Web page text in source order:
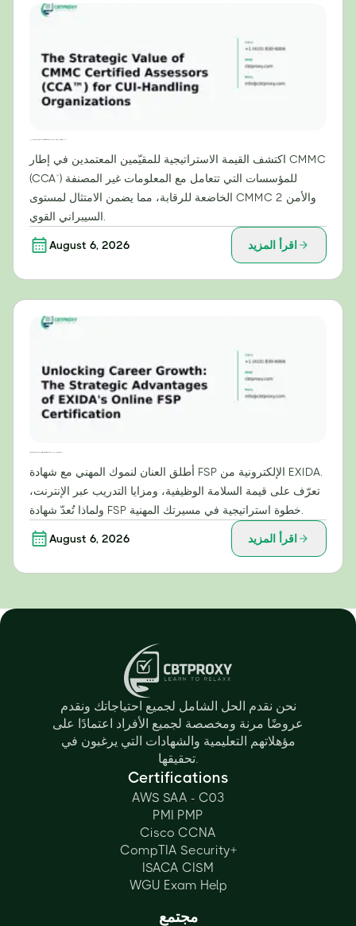
اكتشف القيمة الاستراتيجية للمقيّمين المعتمدين في إطار CMMC
(CCA™) للمؤسسات التي تتعامل مع المعلومات غير المصنفة
الخاضعة للرقابة، مما يضمن الامتثال لمستوى CMMC 2 والأمن
August 6, 2026 اقرأ المزيد
أطلق العنان لنموك المهني مع شهادة FSP الإلكترونية من EXIDA.
تعرّف على قيمة السلامة الوظيفية، ومزايا التدريب عبر الإنترنت،
August 6, 2026 اقرأ المزيد
نحن نقدم الحل الشامل لجميع احتياجاتك ونقدم
عروضًا مرنة ومخصصة لجميع الأفراد اعتمادًا على
مؤهلاتهم التعليمية والشهادات التي يرغبون في
تحقيقها.
Certifications
AWS SAA - C03
PMI PMP
Cisco CCNA
CompTIA Security+
ISACA CISM
WGU Exam Help
مجتمع